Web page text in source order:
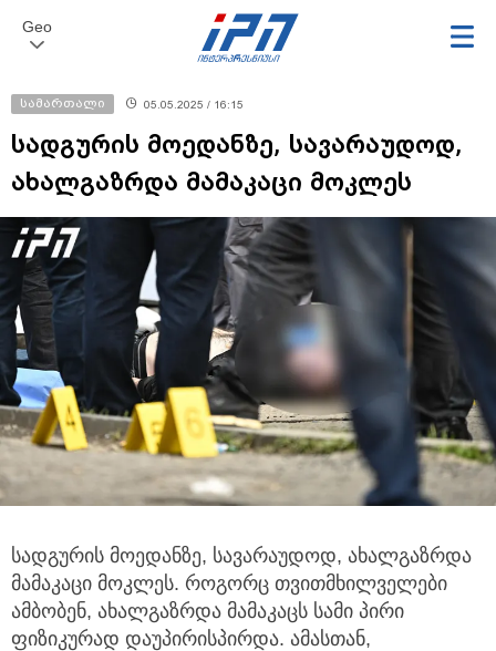
Geo
სამართალი 05.05.2025 / 16:15
სადგურის მოედანზე, სავარაუდოდ,
ახალგაზრდა მამაკაცი მოკლეს
სადგურის მოედანზე, სავარაუდოდ, ახალგაზრდა
მამაკაცი მოკლეს. როგორც თვითმხილველები
ამბობენ, ახალგაზრდა მამაკაცს სამი პირი
ფიზიკურად დაუპირისპირდა. ამასთან,